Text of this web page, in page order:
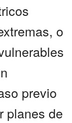
o
previo
planes de